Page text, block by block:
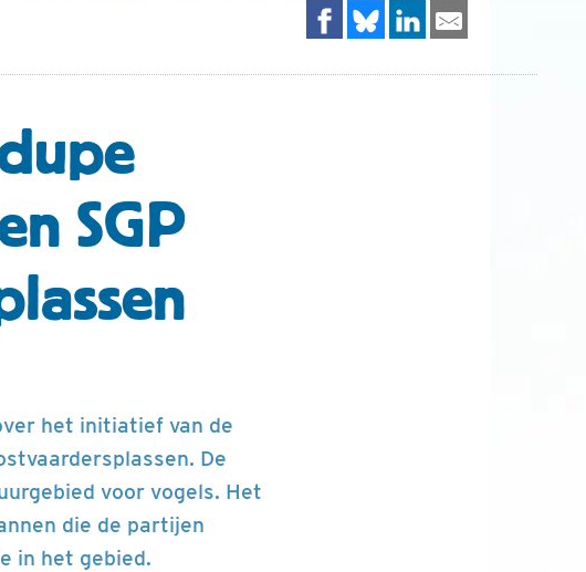
SGP
het initiatief van de
De
voor vogels. Het
die de partijen
in het gebied.